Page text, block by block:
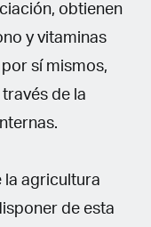
obtienen
y vitaminas
sí mismos,
de la
la agricultura
de esta